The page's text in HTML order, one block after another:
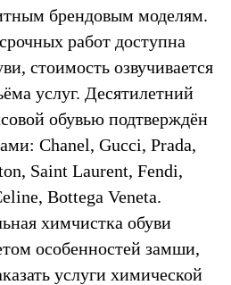
брендовым моделям.
работ доступна
стоимость озвучивается
услуг. Десятилетний
обувью подтверждён
Chanel, Gucci, Prada,
Saint Laurent, Fendi,
Bottega Veneta.
химчистка обуви
особенностей замши,
услуги химической